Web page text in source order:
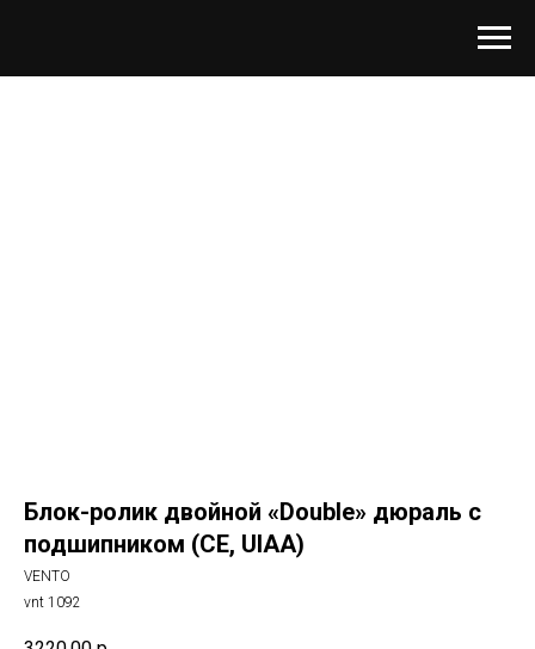
Блок-ролик двойной «Double» дюраль с
подшипником (CE, UIAA)
VENTO
vnt 1092